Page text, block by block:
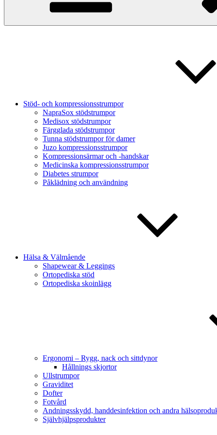
Stöd- och kompressionsstrumpor
NapraSox stödstrumpor
Medisox stödstrumpor
Färgglada stödstrumpor
Tunna stödstrumpor för damer
Juzo kompressionsstrumpor
Kompressionsärmar och -handskar
Medicinska kompressionsstrumpor
Diabetes strumpor
Påklädning och användning
Hälsa & Välmående
Shapewear & Leggings
Ortopediska stöd
Ortopediska skoinlägg
Ergonomi – Rygg, nack och sittdynor
Hållnings skjortor
Ullstrumpor
Graviditet
Dofter
Fotvård
Andningsskydd, handdesinfektion och andra
Självhjälpsprodukter